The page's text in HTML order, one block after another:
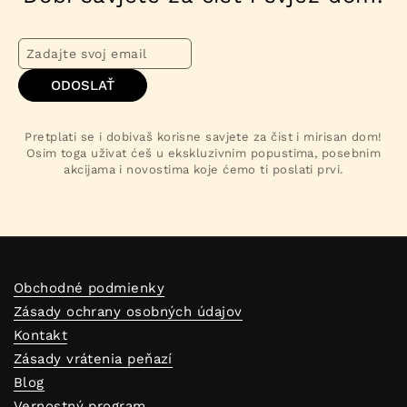
ODOSLAŤ
Pretplati se i dobivaš korisne savjete za čist i mirisan dom!
Osim toga uživat ćeš u ekskluzivnim popustima, posebnim
akcijama i novostima koje ćemo ti poslati prvi.
Obchodné podmienky
Zásady ochrany osobných údajov
Kontakt
Zásady vrátenia peňazí
Blog